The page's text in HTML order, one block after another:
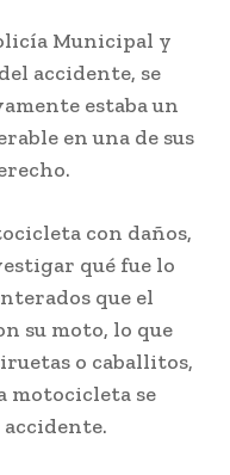
Municipal y
accidente, se
estaba un
en una de sus
con daños,
qué fue lo
que el
su moto, lo que
o caballitos,
motocicleta se